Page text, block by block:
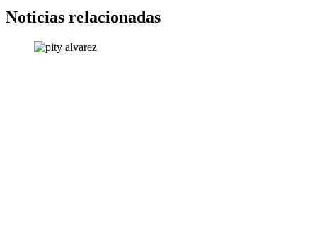
Noticias relacionadas